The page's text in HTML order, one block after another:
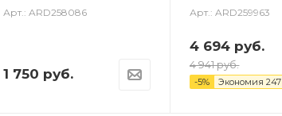
Арт.: ARD258086
1 750 руб.
Арт.: ARD259963
4 694 руб.
4 941руб.
-5% Экономия 247